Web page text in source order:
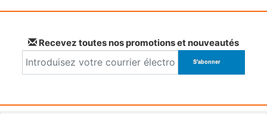
Recevez toutes nos promotions et nouveautés